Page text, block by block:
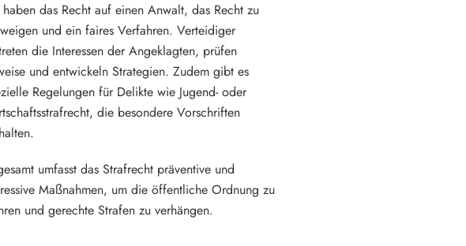
das Recht auf einen Anwalt, das Recht zu
und ein faires Verfahren. Verteidiger
die Interessen der Angeklagten, prüfen
und entwickeln Strategien. Zudem gibt es
Regelungen für Delikte wie Jugend- oder
die besondere Vorschriften
umfasst das Strafrecht präventive und
Maßnahmen, um die öffentliche Ordnung zu
und gerechte Strafen zu verhängen.